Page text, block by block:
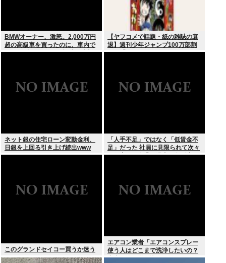
BMWオーナー、激怒。2,000万円
超の高級車を買ったのに、車内で
スパイダーマンCMの視聴を強制
【ヤフコメで話題・紙の雑誌の衰
退】週刊少年ジャンプ100万部割
れは「終わり」の始まりか
ネット銀の住宅ローン変動金利、
日銀を上回る引き上げ続出www
「人手不足」ではなく「低賃金不
足」だった 社員に見限られて次々
と倒産する企業が過去最多 給与ア
このグランドセイコー買うか迷う
エアコン業者「エアコンスプレー
使う人はどこまで洗浄したいの？
室内に風を送り込んでるファンは